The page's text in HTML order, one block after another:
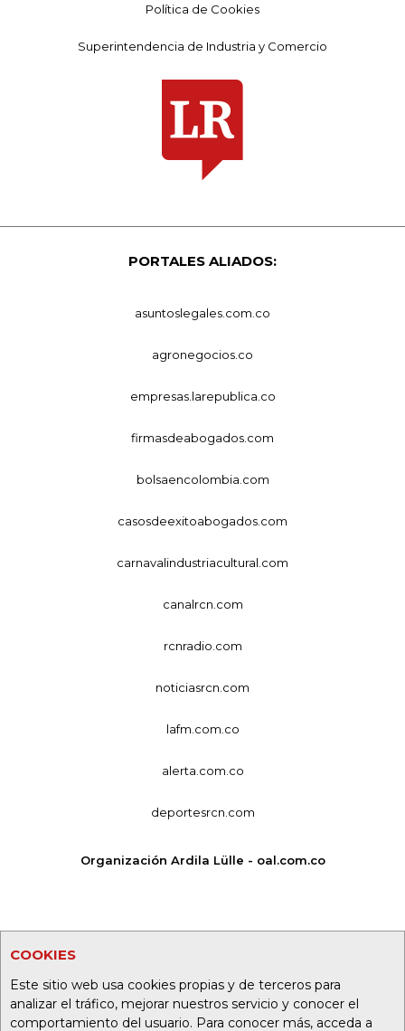
COOKIES
Este sitio web usa cookies propias y de terceros para
analizar el tráfico, mejorar nuestros servicio y conocer el
comportamiento del usuario. Para conocer más, acceda a
Política de Cookies
Superintendencia de Industria y Comercio
PORTALES ALIADOS:
asuntoslegales.com.co
agronegocios.co
empresas.larepublica.co
firmasdeabogados.com
bolsaencolombia.com
casosdeexitoabogados.com
carnavalindustriacultural.com
canalrcn.com
rcnradio.com
noticiasrcn.com
lafm.com.co
alerta.com.co
deportesrcn.com
Organización Ardila Lülle - oal.com.co